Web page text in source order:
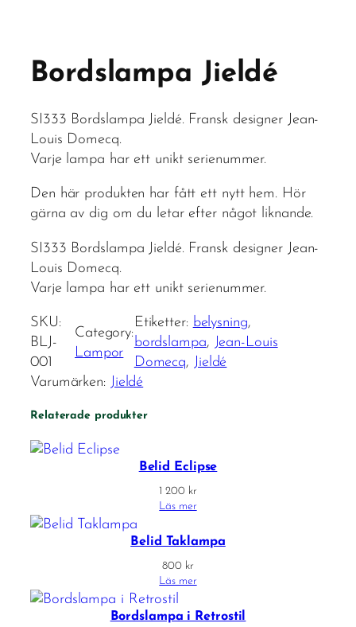
Bordslampa Jieldé
SI333 Bordslampa Jieldé. Fransk designer Jean-
Louis Domecq.
Varje lampa har ett unikt serienummer.
Den här produkten har fått ett nytt hem. Hör
gärna av dig om du letar efter något liknande.
SI333 Bordslampa Jieldé. Fransk designer Jean-
Louis Domecq.
Varje lampa har ett unikt serienummer.
SKU:
BLJ-
001
Category:
Lampor
Etiketter: belysning
bordslampa, Jean-Louis
Domecq, Jieldé
Varumärken: Jieldé
Relaterade produkter
Belid Eclipse
1 200 kr
Läs mer
Belid Taklampa
800 kr
Läs mer
Bordslampa i Retrostil